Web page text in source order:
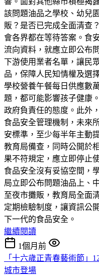
該問題油品之學校、幼兒
販？是否已完成全面清查
會各界都在等待答案。食
流向資料，就應立即公布
下游使用業者名單，讓民
品，保障人民知情權及選
學校營養午餐每日供應數
題，都可能影響孩子健康
政府負責任的態度。此外
食品安全管理機制，未來
安標準，至少每半年主動
教育局備查，同時公開於
果不符規定，應立即停止
食品安全沒有妥協空間，
局立即公布問題油品上、
至夜市攤販，教育局全面
定期檢驗制度，讓資訊公
下一代的食品安全。
繼續閱讀
1個月前
「十六歲正青春藝術節」
城市登場